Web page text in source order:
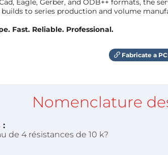
Eagle, Gerber, and ODB++ formats, the
to series production and volume
Fast. Reliable. Professional.
Fabricate a
Nomenclature
:
de 4 résistances de 10 k?